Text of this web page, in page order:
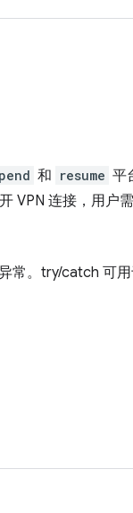
和 resume 平
VPN 连接，用户
常。try/catch 可